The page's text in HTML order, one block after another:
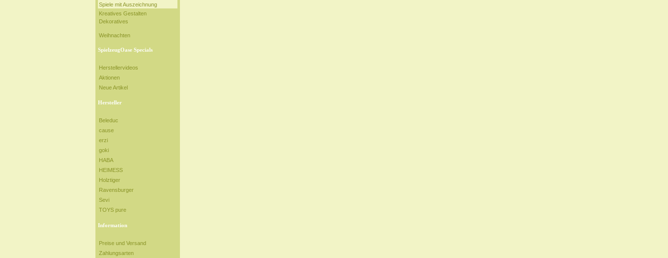
Spiele mit Auszeichnung
Kreatives Gestalten
Dekoratives
Weihnachten
SpielzeugOase Specials
Herstellervideos
Aktionen
Neue Artikel
Hersteller
Beleduc
cause
erzi
goki
HABA
HEIMESS
Holztiger
Ravensburger
Sevi
TOYS pure
Information
Preise und Versand
Zahlungsarten